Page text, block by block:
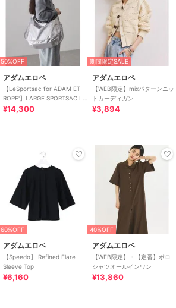
50%OFF
アダムエロペ
【LeSportsac for ADAM ET
ROPE'】LARGE SPORTSAC LT
(S
¥14,300
期間限定SALE
アダムエロペ
【WEB限定】mixパターンニッ
トカーディガン
¥3,894
60%OFF
アダムエロペ
【Speedo】 Refined Flare
Sleeve Top
¥6,160
40%OFF
アダムエロペ
【WEB限定】・【定番】ポロ
シャツオールインワン
¥13,860